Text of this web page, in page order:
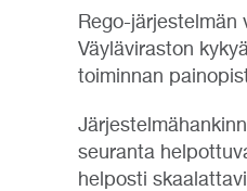
Rego-järjestelmän
Väyläviraston
toiminnan
seuranta
helposti